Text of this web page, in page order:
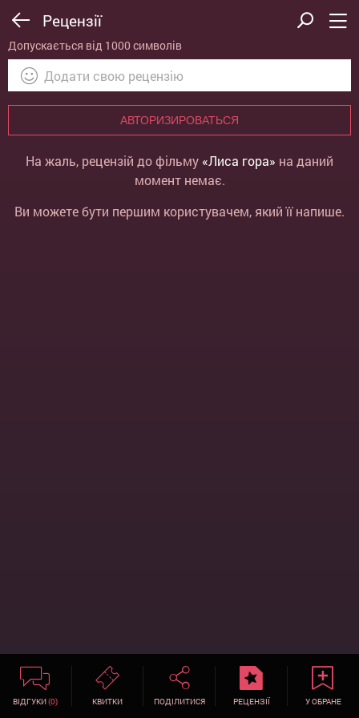
Рецензії
Допускається від 1000 символів
АВТОРИЗИРОВАТЬСЯ
На жаль, рецензій до фільму «Лиса гора» на даний
момент немає.
Ви можете бути першим користувачем, який її напише.
ВІДГУКИ(0) КВИТКИ ПОДІЛИТИСЯ РЕЦЕНЗІЇ У ОБРАНЕ